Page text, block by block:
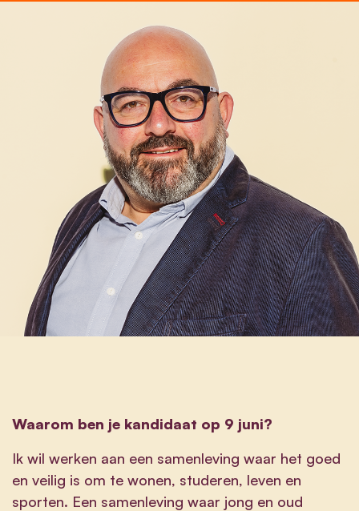
Waarom ben je kandidaat op 9 juni?
Ik wil werken aan een samenleving waar het goed
en veilig is om te wonen, studeren, leven en
sporten. Een samenleving waar jong en oud